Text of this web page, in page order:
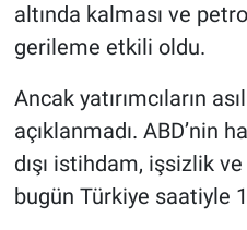
altında kalması ve
gerileme etkili oldu.
Ancak yatırımcıların
açıklanmadı. ABD’nin
dışı istihdam, işsizlik
bugün Türkiye saatiyle